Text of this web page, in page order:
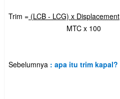
Trim = (LCB - LCG) x Displacement
MTC x 100
Sebelumnya : apa itu trim kapal?